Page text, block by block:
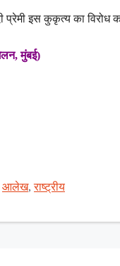
इस कुकृत्य का विरोध
मुंबई)
आलेख,राष्ट्रीय